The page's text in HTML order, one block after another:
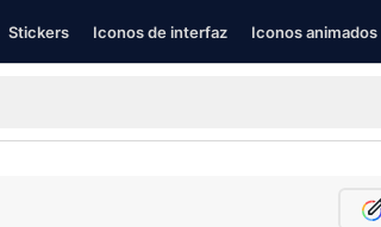
Stickers Iconos de interfaz Iconos animados